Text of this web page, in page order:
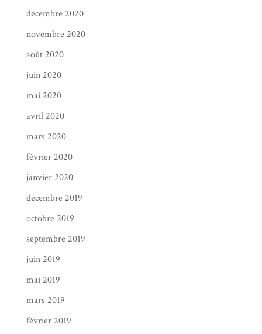
décembre 2020
novembre 2020
août 2020
juin 2020
mai 2020
avril 2020
mars 2020
février 2020
janvier 2020
décembre 2019
octobre 2019
septembre 2019
juin 2019
mai 2019
mars 2019
février 2019